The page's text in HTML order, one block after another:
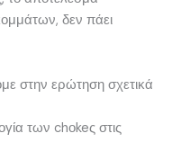
δεν πάει
στην ερώτηση σχετικά
των chοkeς στις